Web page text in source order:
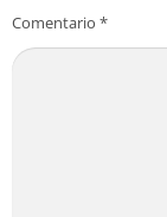
Comentario *